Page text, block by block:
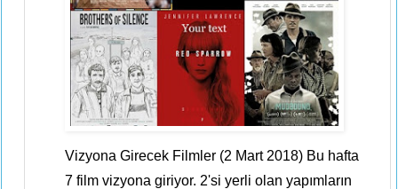
Vizyona Girecek Filmler (2 Mart 2018) Bu hafta
7 film vizyona giriyor. 2'si yerli olan yapımların